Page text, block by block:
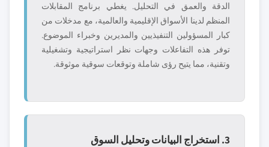
الدقة والعمق في التحليل. يغطي برنامج المقابلات
المنظم لدينا الأسواق الإقليمية والعالمية، مع مدخلات من
كبار المسؤولين التنفيذيين والمديرين وخبراء الموضوع.
توفر هذه التفاعلات وجهات نظر استراتيجية وتشغيلية
وتقنية، مما يتيح رؤى شاملة وتوقعات سوقية موثوقة.
3. استخراج البيانات وتحليل السوق